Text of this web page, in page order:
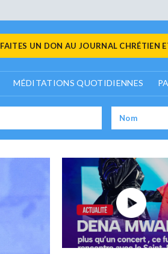
FAITES UN DON AU JOURNAL CHRÉTIEN
MÉDITATIONS QUOTIDIENNES